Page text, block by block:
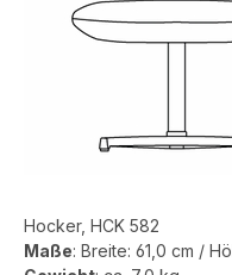
Hocker, HCK 582
Maße: Breite: 61 ,0 cm /